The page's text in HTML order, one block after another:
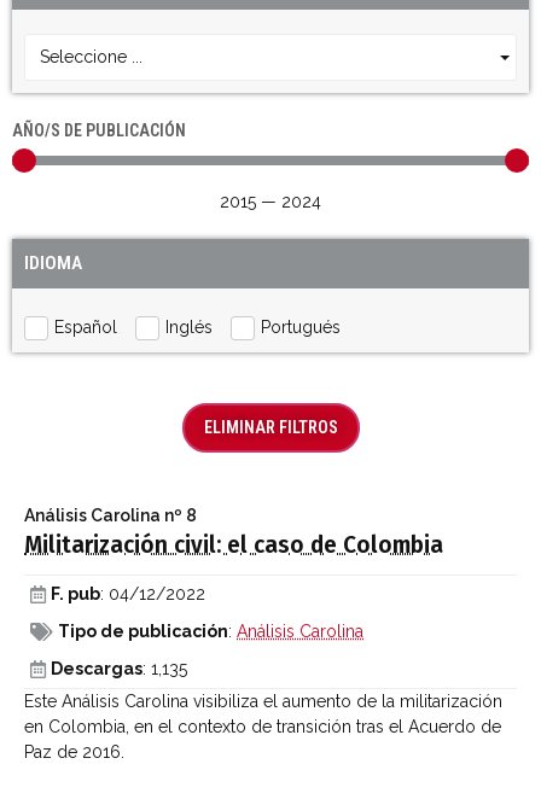
Seleccione ...
AÑO/S DE PUBLICACIÓN
2015 — 2024
IDIOMA
Español Inglés Portugués
ELIMINAR FILTROS
Análisis Carolina nº 8
Militarización civil: el caso de Colombia
F. pub: 04/12/2022
Tipo de publicación: Análisis Carolina
Descargas: 1,135
Este Análisis Carolina visibiliza el aumento de la militarización
en Colombia, en el contexto de transición tras el Acuerdo de
Paz de 2016.